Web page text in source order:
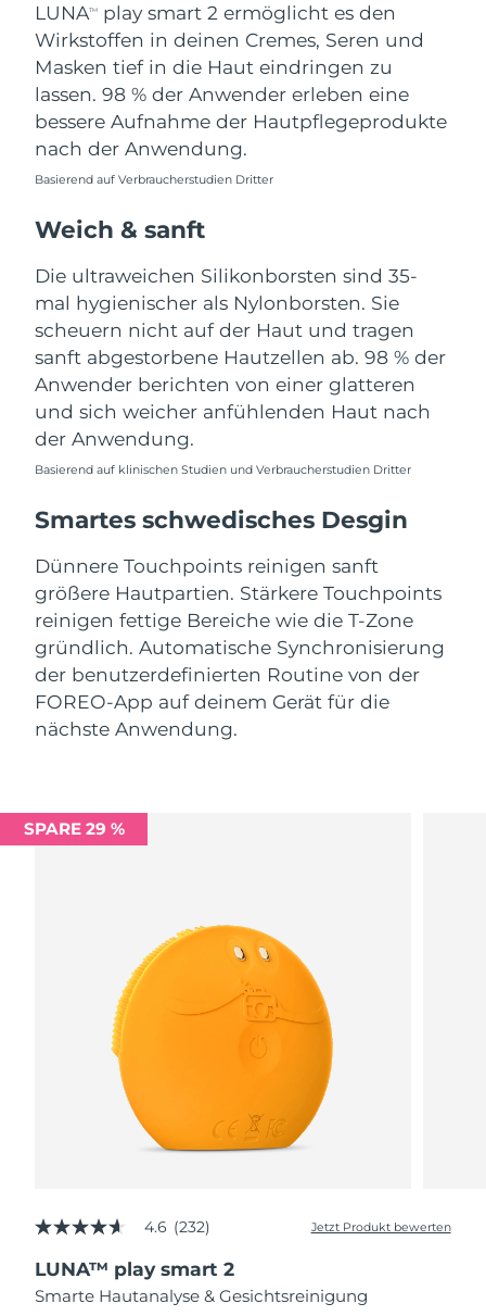
LUNATM
play smart 2 ermöglicht es den
Wirkstoffen in deinen Cremes, Seren und
Masken tief in die Haut eindringen zu
lassen. 98 % der Anwender erleben eine
bessere Aufnahme der Hautpflegeprodukte
nach der Anwendung.
Basierend auf Verbraucherstudien Dritter
Weich & sanft
Die ultraweichen Silikonborsten sind 35-
mal hygienischer als Nylonborsten. Sie
scheuern nicht auf der Haut und tragen
sanft abgestorbene Hautzellen ab. 98 % der
Anwender berichten von einer glatteren
und sich weicher anfühlenden Haut nach
der Anwendung.
Basierend auf klinischen Studien und Verbraucherstudien Dritter
Smartes schwedisches Desgin
Dünnere Touchpoints reinigen sanft
größere Hautpartien. Stärkere Touchpoints
reinigen fettige Bereiche wie die T-Zone
gründlich. Automatische Synchronisierung
der benutzerdefinierten Routine von der
FOREO-App auf deinem Gerät für die
nächste Anwendung.
SPARE 29 %
4.6
5
Sternen,
Durchschnittswert
4.6 (232) Jetzt Produkt bewerten
LUNA™ play smart 2
Smarte Hautanalyse & Gesichtsreinigung
Vereinigtes
Königreich
Erwartete Lieferung8/8/26
Vereinigte Staaten Erwartete Lieferung8/9/26
Usbekistan